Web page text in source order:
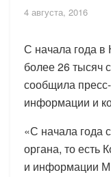
4 августа, 2016
С начала года в
более 26 тысяч
сообщила
информации и
«С начала года
органа, то есть
и информации